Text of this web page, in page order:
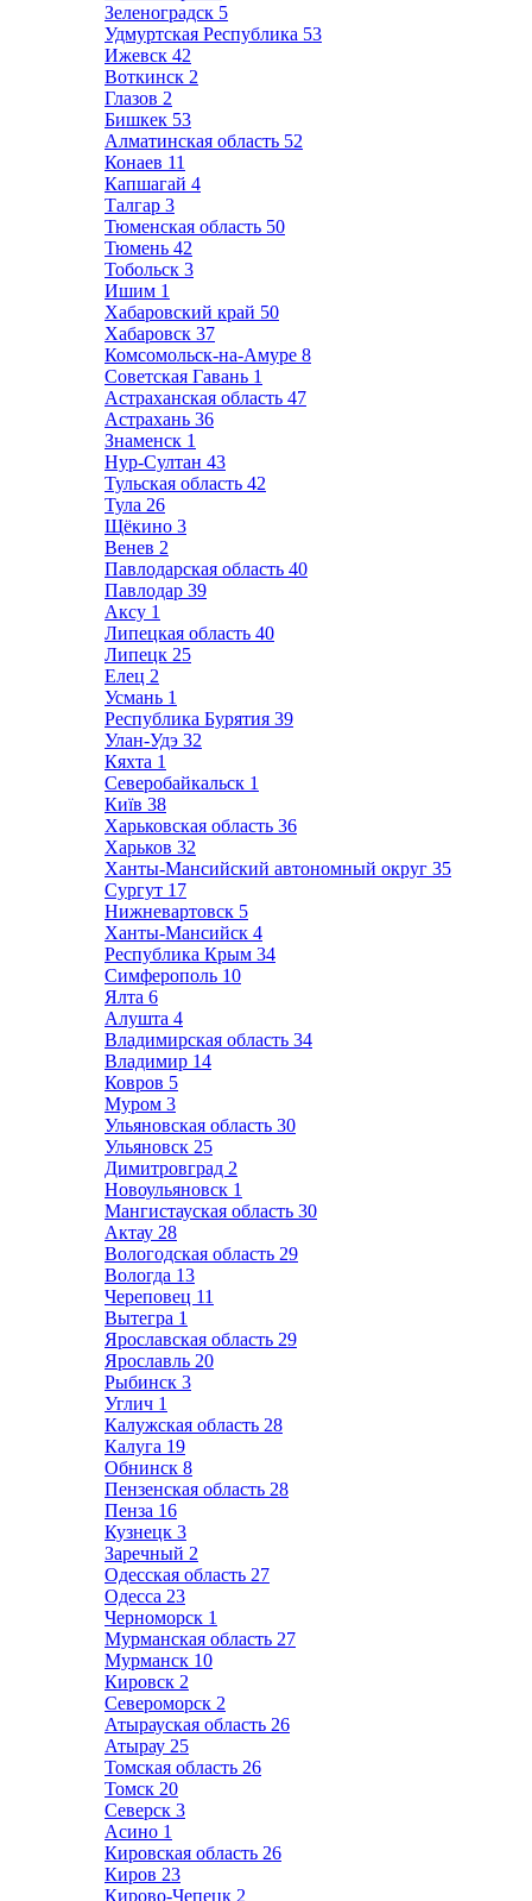
Зеленоградск 5
Удмуртская Республика 53
Ижевск 42
Воткинск 2
Глазов 2
Бишкек 53
Алматинская область 52
Конаев 11
Капшагай 4
Талгар 3
Тюменская область 50
Тюмень 42
Тобольск 3
Ишим 1
Хабаровский край 50
Хабаровск 37
Комсомольск-на-Амуре 8
Советская Гавань 1
Астраханская область 47
Астрахань 36
Знаменск 1
Нур-Султан 43
Тульская область 42
Тула 26
Щёкино 3
Венев 2
Павлодарская область 40
Павлодар 39
Аксу 1
Липецкая область 40
Липецк 25
Елец 2
Усмань 1
Республика Бурятия 39
Улан-Удэ 32
Кяхта 1
Северобайкальск 1
Київ 38
Харьковская область 36
Харьков 32
Ханты-Мансийский автономный округ 35
Сургут 17
Нижневартовск 5
Ханты-Мансийск 4
Республика Крым 34
Симферополь 10
Ялта 6
Алушта 4
Владимирская область 34
Владимир 14
Ковров 5
Муром 3
Ульяновская область 30
Ульяновск 25
Димитровград 2
Новоульяновск 1
Мангистауская область 30
Актау 28
Вологодская область 29
Вологда 13
Череповец 11
Вытегра 1
Ярославская область 29
Ярославль 20
Рыбинск 3
Углич 1
Калужская область 28
Калуга 19
Обнинск 8
Пензенская область 28
Пенза 16
Кузнецк 3
Заречный 2
Одесская область 27
Одесса 23
Черноморск 1
Мурманская область 27
Мурманск 10
Кировск 2
Североморск 2
Атырауская область 26
Атырау 25
Томская область 26
Томск 20
Северск 3
Асино 1
Кировская область 26
Киров 23
Кирово-Чепецк 2